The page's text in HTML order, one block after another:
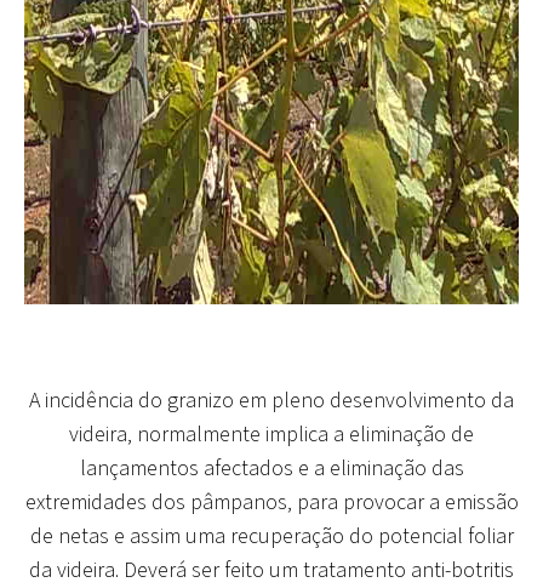
A incidência do granizo em pleno desenvolvimento da
videira, normalmente implica a eliminação de
lançamentos afectados e a eliminação das
extremidades dos pâmpanos, para provocar a emissão
de netas e assim uma recuperação do potencial foliar
da videira. Deverá ser feito um tratamento anti-botritis